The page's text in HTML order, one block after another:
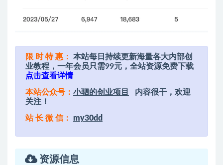
限 时 特 惠：
本站每日持续更新海量各大内部创
业教程，一年会员只需99元，全站资源免费下载
点击查看详情
本站公众号： 小驷的创业项目
内容很干，欢迎
关注！
站 长 微 信： my30dd
资源信息